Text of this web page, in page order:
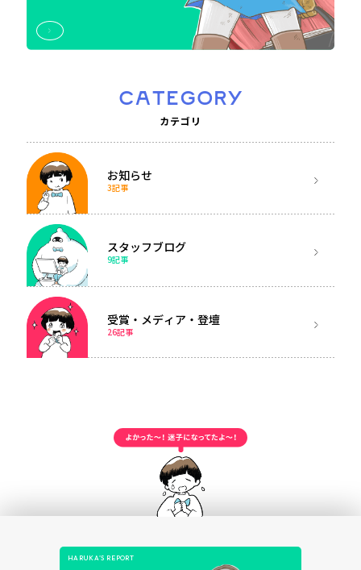
CATEGORY
カテゴリ
お知らせ
3記事
スタッフブログ
9記事
受賞・メディア・登壇
26記事
HARUKA’S REPORT